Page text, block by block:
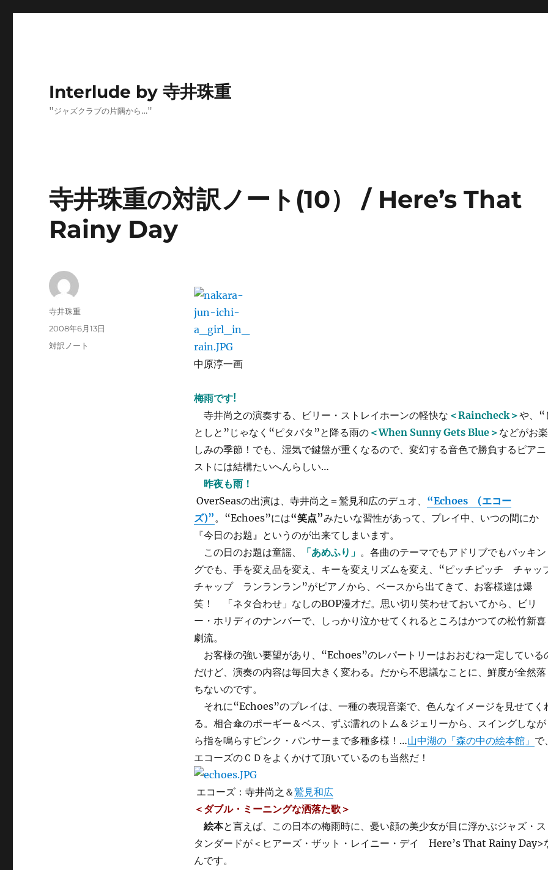
Interlude by 寺井珠重
"ジャズクラブの片隅から…"
寺井珠重の対訳ノート(10） / Here’s That
Rainy Day
中原淳一画
梅雨です!
寺井尚之の演奏する、ビリー・ストレイホーンの軽快な ＜Raincheck＞や、“
としと”じゃなく“ピタパタ”と降る雨の＜When Sunny Gets Blue＞ などがお楽
しみの季節！でも、湿気で鍵盤が重くなるので、変幻する音色で勝負するピアニ
ストには結構たいへんらしい…
昨夜も雨！
OverSeasの出演は、寺井尚之＝鷲見和広のデュオ、 “Echoes (エコー
ズ)”。“Echoes”には“笑点”みたいな習性があって、プレイ中、いつの間にか
『今日のお題』というのが出来てしまいます。
この日のお題は童謡、
「あめふり」 。各曲のテーマでもアドリブでもバッキン
グでも、手を変え品を変え、キーを変えリズムを変え、“ピッチピッチ チャッ
チャップ ランランラン”がピアノから、ベースから出てきて、お客様達は爆
笑！ 「ネタ合わせ」なしのBOP漫才だ。思い切り笑わせておいてから、ビリ
ー・ホリディのナンバーで、しっかり泣かせてくれるところはかつての松竹新喜
劇流。
お客様の強い要望があり、“Echoes”のレパートリーはおおむね一定している
だけど、演奏の内容は毎回大きく変わる。だから不思議なことに、鮮度が全然落
ちないのです。
それに“Echoes”のプレイは、一種の表現音楽で、色んなイメージを見せてく
る。相合傘のポーギー＆ベス、ずぶ濡れのトム＆ジェリーから、スイングしなが
ら指を鳴らすピンク・パンサーまで多種多様！…山中湖の「森の中の絵本館」 で
エコーズのＣＤをよくかけて頂いているのも当然だ！
エコーズ：寺井尚之＆鷲見和広
＜ダブル・ミーニングな洒落た歌＞
絵本と言えば、この日本の梅雨時に、憂い顔の美少女が目に浮かぶジャズ・ス
タンダードが＜ヒアーズ・ザット・レイニー・デイ Here’s That Rainy Day>
んです。
投
寺井珠重
投
稿
2008年6月13日
カ
対訳ノート